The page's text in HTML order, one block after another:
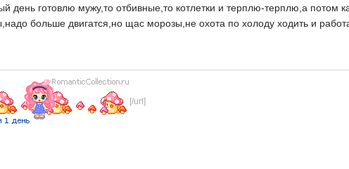
день готовлю мужу,то отбивные,то котлетки и терплю-терплю,а потом
больше двигатся,но щас морозы,не охота по холоду ходить и
[/url]